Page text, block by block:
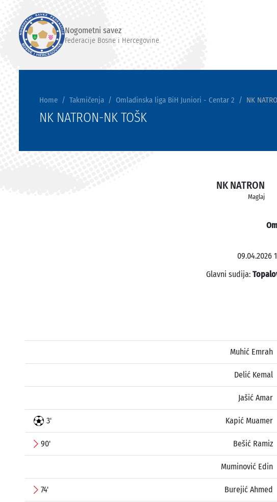
Nogometni savez
Federacije Bosne i Hercegovine
Home Takmičenja Omladinska liga BiH Juniori - Centar 2 NK
NK NATRON-NK TOŠK
NK NATRON
Maglaj
09.04.2026
Glavni sudija:
Muhić Emrah
Delić Kemal
Jašić Amar
3' Kapić Muamer
90' Bešić Ramiz
Muminović Edin
74' Burejić Ahmed